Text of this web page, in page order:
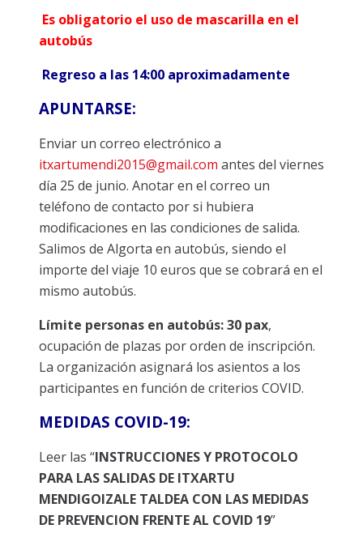
Es obligatorio el uso de mascarilla en el
autobús
Regreso a las 14:00 aproximadamente
APUNTARSE:
Enviar un correo electrónico a
itxartumendi2015@gmail.com antes del viernes
día 25 de junio. Anotar en el correo un
teléfono de contacto por si hubiera
modificaciones en las condiciones de salida.
Salimos de Algorta en autobús, siendo el
importe del viaje 10 euros que se cobrará en el
mismo autobús.
Límite personas en autobús: 30 pax,
ocupación de plazas por orden de inscripción.
La organización asignará los asientos a los
participantes en función de criterios COVID.
MEDIDAS COVID-19:
Leer las “INSTRUCCIONES Y PROTOCOLO
PARA LAS SALIDAS DE ITXARTU
MENDIGOIZALE TALDEA CON LAS MEDIDAS
DE PREVENCION FRENTE AL COVID 19”